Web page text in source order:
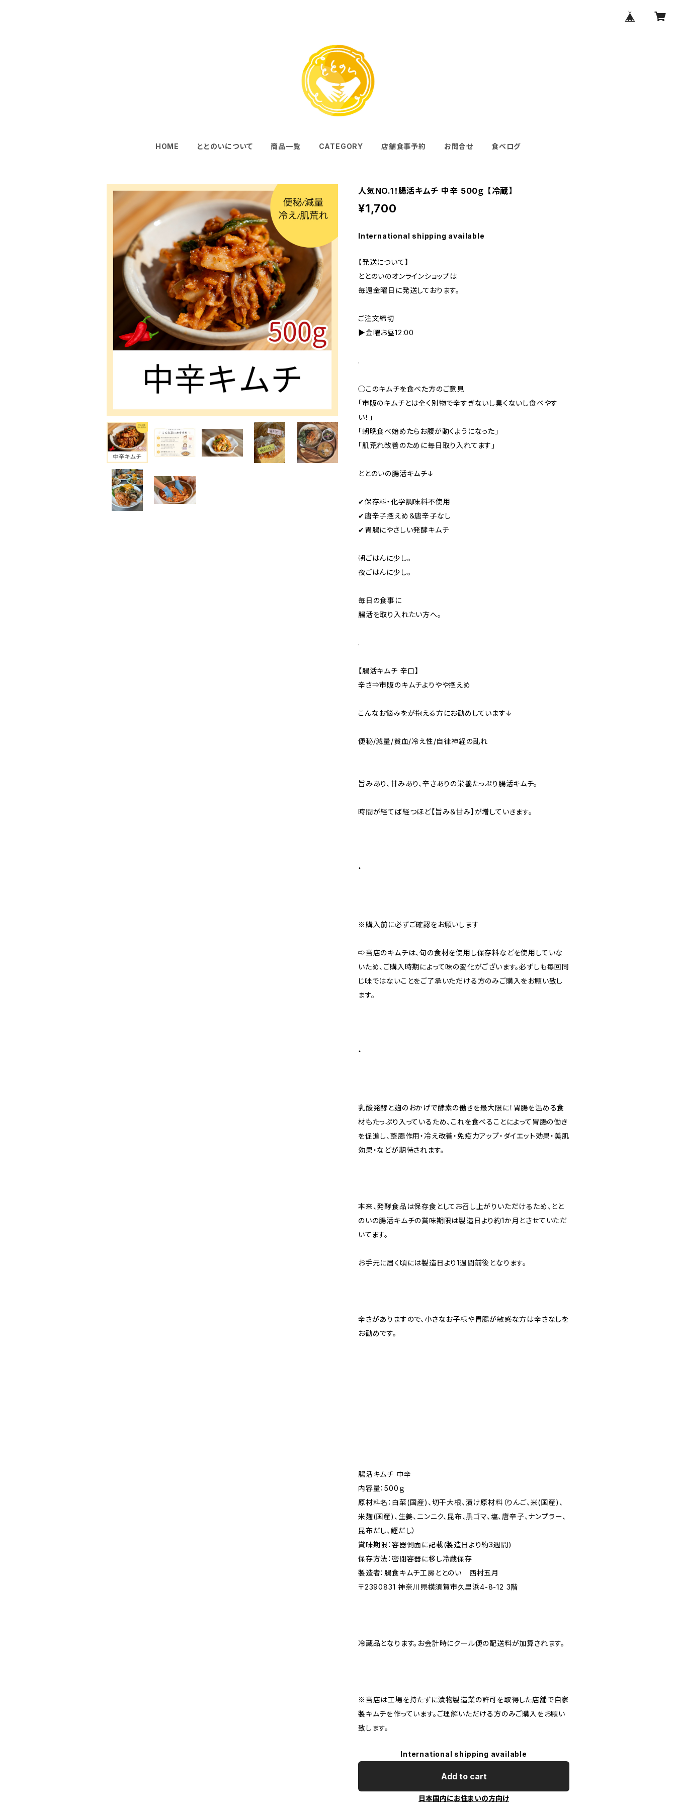
HOME ととのいについて 商品一覧 CATEGORY 店舗食事予約 お問合せ 食べログ
人気NO.1！腸活キムチ 中辛 500ｇ 【冷蔵】
¥1,700
International shipping available
【発送について】
ととのいのオンラインショップは
毎週金曜日に発送しております。
ご注文締切
▶金曜お昼12:00
.
◯このキムチを食べた方のご意見
「市販のキムチとは全く別物で辛すぎないし臭くないし食べやす
い！」
「朝晩食べ始めたらお腹が動くようになった」
「肌荒れ改善のために毎日取り入れてます」
ととのいの腸活キムチ↓
✔保存料・化学調味料不使用
✔唐辛子控えめ＆唐辛子なし
✔胃腸にやさしい発酵キムチ
朝ごはんに少し。
夜ごはんに少し。
毎日の食事に
腸活を取り入れたい方へ。
.
【腸活キムチ 辛口】
辛さ⇒市販のキムチよりやや控えめ
こんなお悩みをが抱える方にお勧めしています↓
便秘/減量/貧血/冷え性/自律神経の乱れ
旨みあり、甘みあり、辛さありの栄養たっぷり腸活キムチ。
時間が経てば経つほど【旨み＆甘み】が増していきます。
・
※購入前に必ずご確認をお願いします
⇨当店のキムチは、旬の食材を使用し保存料などを使用していな
いため、ご購入時期によって味の変化がございます。必ずしも毎回同
じ味ではないことをご了承いただける方のみご購入をお願い致し
ます。
・
乳酸発酵と麹のおかげで酵素の働きを最大限に！胃腸を温める食
材もたっぷり入っているため、これを食べることによって胃腸の働き
を促進し、整腸作用・冷え改善・免疫力アップ・ダイエット効果・美肌
効果・などが期待されます。
本来、発酵食品は保存食としてお召し上がりいただけるため、とと
のいの腸活キムチの賞味期限は製造日より約1か月とさせていただ
いてます。
お手元に届く頃には製造日より1週間前後となります。
辛さがありますので、小さなお子様や胃腸が敏感な方は辛さなしを
お勧めです。
腸活キムチ 中辛
内容量：500ｇ
原材料名：白菜(国産)、切干大根、漬け原材料（りんご、米(国産)、
米麹(国産)、生姜、ニンニク、昆布、黒ゴマ、塩、唐辛子、ナンプラー、
昆布だし、鰹だし）
賞味期限：容器側面に記載(製造日より約3週間)
保存方法：密閉容器に移し冷蔵保存
製造者：腸食キムチ工房ととのい 西村五月
〒2390831 神奈川県横須賀市久里浜4-8-12 3階
冷蔵品となります。お会計時にクール便の配送料が加算されます。
※当店は工場を持たずに漬物製造業の許可を取得した店舗で自家
製キムチを作っています。ご理解いただける方のみご購入をお願い
致します。
International shipping available
Add to cart
日本国内にお住まいの方向け